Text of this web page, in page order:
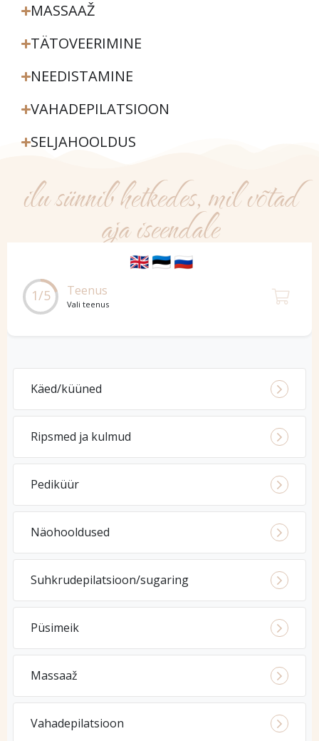
MASSAAŽ
TÄTOVEERIMINE
NEEDISTAMINE
VAHADEPILATSIOON
SELJAHOOLDUS
ilu sünnib hetkedes, mil võtad
aja iseendale